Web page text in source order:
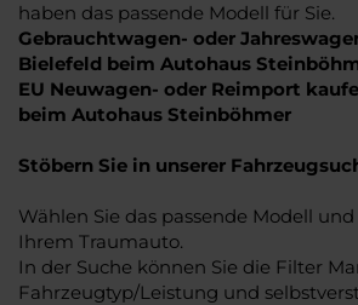
haben das passende Modell für Sie.
Gebrauchtwagen- oder
Bielefeld beim Autohaus
EU Neuwagen- oder Reimport
beim Autohaus Steinböhmer
Stöbern Sie in unserer
Wählen Sie das passende Modell
Ihrem Traumauto.
In der Suche können Sie die Filter
Fahrzeugtyp/Leistung und